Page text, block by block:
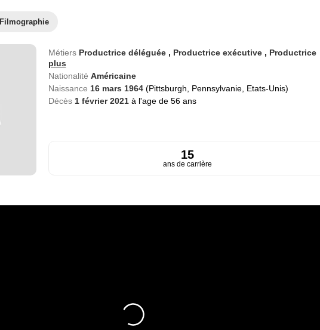
Filmographie
Métiers Productrice déléguée , Productrice exécutive , Productrice
plus
Nationalité Américaine
Naissance 16 mars 1964 (Pittsburgh, Pennsylvanie, Etats-Unis)
Décès 1 février 2021 à l'age de 56 ans
15
ans de carrière